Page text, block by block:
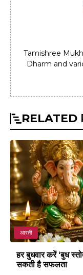
Tamishree
Dharm and
RELATED
आरती
हर बुधवार करें ‘बुध
सकती है सफलता